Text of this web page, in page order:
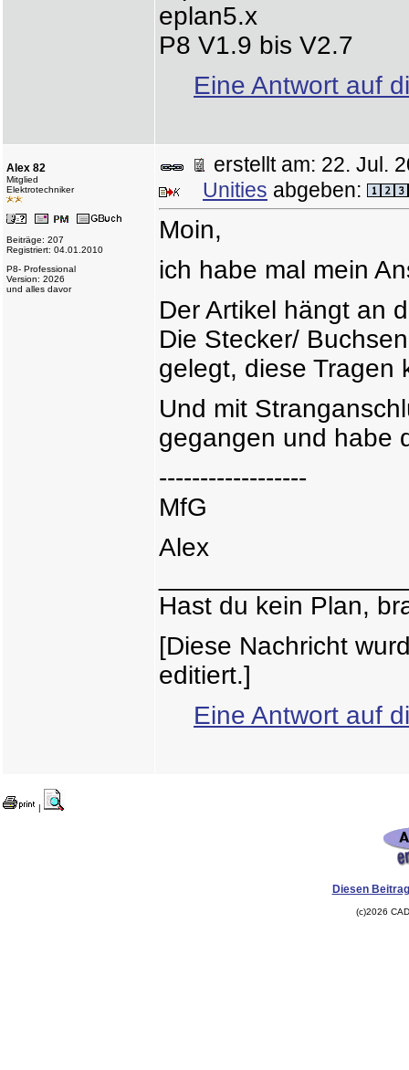
eplan5.x
P8 V1.9 bis V2.7
Eine Antwort auf
Alex 82
Mitglied
Elektrotechniker
Beiträge: 207
Registriert: 04.01.2010
P8- Professional
Version: 2026
und alles davor
erstellt am: 22.
Unities abgeben:
Moin,
ich habe mal mein
Der Artikel hängt an
Die Stecker/
gelegt, diese Tragen
Und mit
gegangen und habe
------------------
MfG
Alex
Hast du kein Plan,
[Diese Nachricht
editiert.]
Eine Antwort auf
|
Diesen
(c)2026